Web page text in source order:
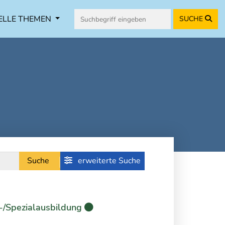
THEMEN SUCHE
Suche erweiterte Suche
Spezialausbildung